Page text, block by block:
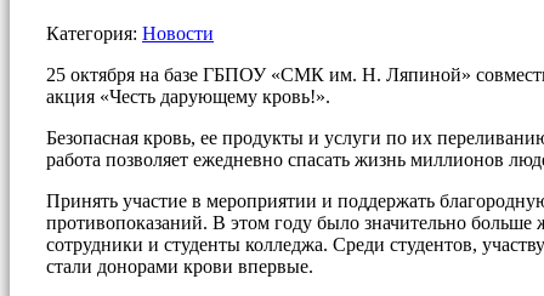
Категория: Новости
25 октября на базе ГБПОУ «СМК им. Н. Ляпиной»
акция «Честь дарующему кровь!».
Безопасная кровь, ее продукты и услуги по их
работа позволяет ежедневно спасать жизнь миллионов
Принять участие в мероприятии и поддержать
противопоказаний. В этом году было значительно
сотрудники и студенты колледжа. Среди студентов,
стали донорами крови впервые.